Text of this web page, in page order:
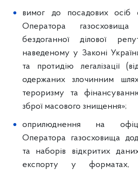
вимог до посадових осіб
Оператора
бездоганної ділової
наведеному у Законі
та протидію легалізації
одержаних злочинним
тероризму та
зброї масового знищення»;
оприлюднення на
Оператора газосховища
та наборів відкритих
експорту у форматах,